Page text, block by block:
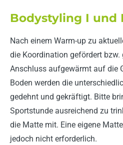
Bodystyling I und
Nach einem Warm-up zu
die Koordination gefördert bzw.
Anschluss aufgewärmt auf die
Boden werden die
gedehnt und gekräftigt. Bitte
Sportstunde ausreichend zu
die Matte mit. Eine eigene
jedoch nicht erforderlich.